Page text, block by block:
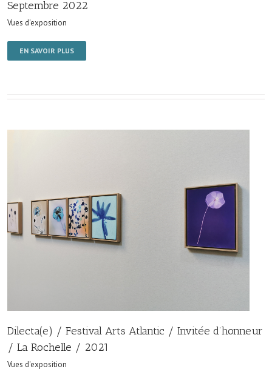
Septembre 2022
Vues d'exposition
EN SAVOIR PLUS
Dilecta(e) / Festival Arts Atlantic / Invitée d’honneur
/ La Rochelle / 2021
Vues d'exposition